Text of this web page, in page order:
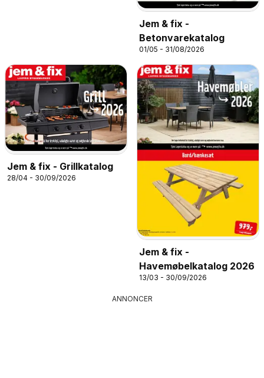
Jem & fix -
Betonvarekatalog
01/05 - 31/08/2026
Jem & fix - Grillkatalog
28/04 - 30/09/2026
Jem & fix -
Havemøbelkatalog 2026
13/03 - 30/09/2026
ANNONCER